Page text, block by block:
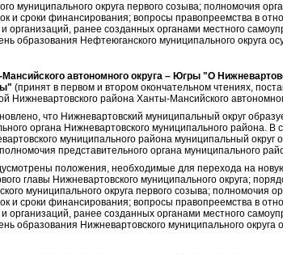
муниципального округа первого созыва; полномочия
и сроки финансирования; вопросы правопреемства в
организаций, ранее созданных органами местного
образования Нефтеюганского муниципального округа
автономного округа – Югры "О
(принят в первом и втором окончательном чтениях,
Нижневартовского района Ханты-Мансийского
что Нижневартовский муниципальный округ
органа Нижневартовского муниципального района.
муниципального района муниципальный
представительного органа муниципального
положения, необходимые для перехода на
главы Нижневартовского муниципального округа;
муниципального округа первого созыва; полномочия
и сроки финансирования; вопросы правопреемства в
организаций, ранее созданных органами местного
образования Нижневартовского муниципального